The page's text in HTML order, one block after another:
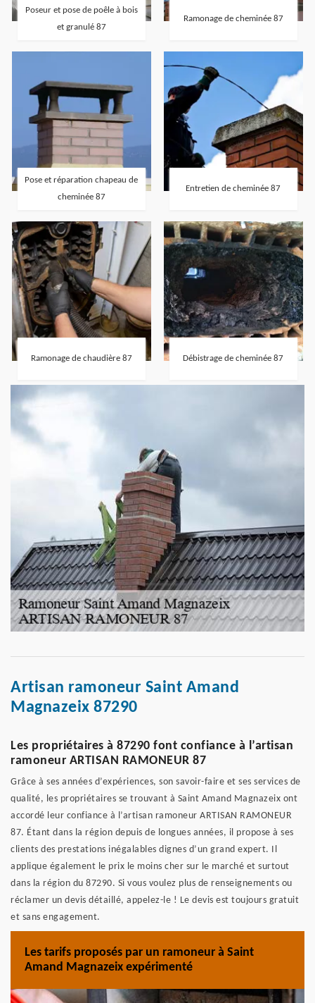
Poseur et pose de poêle à bois
et granulé 87
Ramonage de cheminée 87
Pose et réparation chapeau de
cheminée 87
Entretien de cheminée 87
Ramonage de chaudière 87 Débistrage de cheminée 87
Artisan ramoneur Saint Amand
Magnazeix 87290
Les propriétaires à 87290 font confiance à l’artisan
ramoneur ARTISAN RAMONEUR 87
Grâce à ses années d’expériences, son savoir-faire et ses services de
qualité, les propriétaires se trouvant à Saint Amand Magnazeix ont
accordé leur confiance à l’artisan ramoneur ARTISAN RAMONEUR
87. Étant dans la région depuis de longues années, il propose à ses
clients des prestations inégalables dignes d’un grand expert. Il
applique également le prix le moins cher sur le marché et surtout
dans la région du 87290. Si vous voulez plus de renseignements ou
réclamer un devis détaillé, appelez-le ! Le devis est toujours gratuit
et sans engagement.
Les tarifs proposés par un ramoneur à Saint
Amand Magnazeix expérimenté